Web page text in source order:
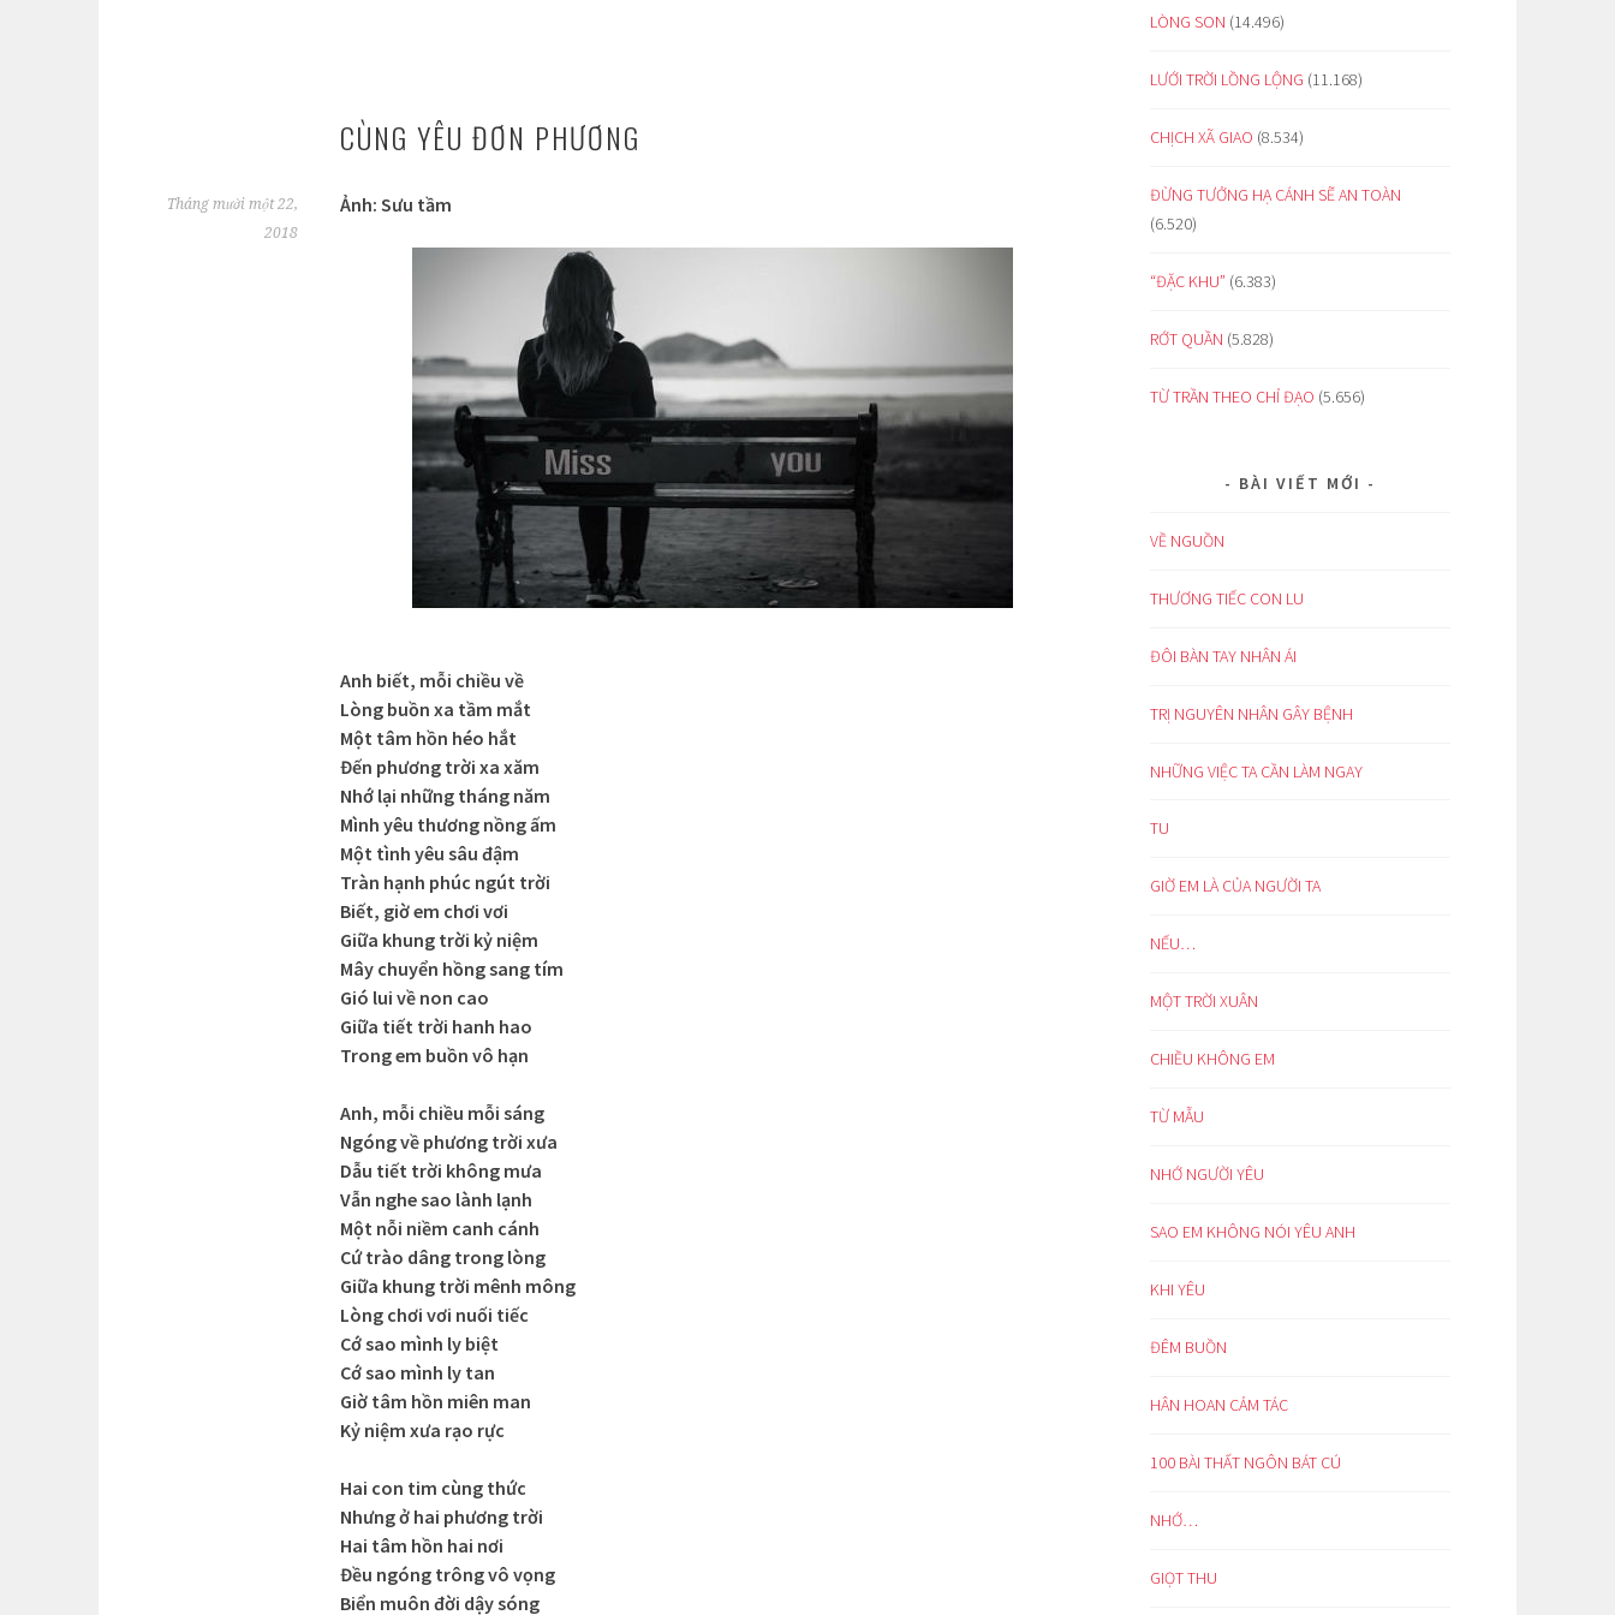
CÙNG YÊU ĐƠN PHƯƠNG
Tháng mười một 22,
2018
Ảnh: Sưu tầm
Anh biết, mỗi chiều về
Lòng buồn xa tầm mắt
Một tâm hồn héo hắt
Đến phương trời xa xăm
Nhớ lại những tháng năm
Mình yêu thương nồng ấm
Một tình yêu sâu đậm
Tràn hạnh phúc ngút trời
Biết, giờ em chơi vơi
Giữa khung trời kỷ niệm
Mây chuyển hồng sang tím
Gió lui về non cao
Giữa tiết trời hanh hao
Trong em buồn vô hạn
Anh, mỗi chiều mỗi sáng
Ngóng về phương trời xưa
Dẫu tiết trời không mưa
Vẫn nghe sao lành lạnh
Một nỗi niềm canh cánh
Cứ trào dâng trong lòng
Giữa khung trời mênh mông
Lòng chơi vơi nuối tiếc
Cớ sao mình ly biệt
Cớ sao mình ly tan
Giờ tâm hồn miên man
Kỷ niệm xưa rạo rực
Hai con tim cùng thức
Nhưng ở hai phương trời
Hai tâm hồn hai nơi
Đều ngóng trông vô vọng
Biển muôn đời dậy sóng
LÒNG SON (14.496)
LƯỚI TRỜI LỒNG LỘNG (11.168)
CHỊCH XÃ GIAO (8.534)
ĐỪNG TƯỞNG HẠ CÁNH SẼ AN TOÀN
(6.520)
“ĐẶC KHU” (6.383)
RỚT QUẦN (5.828)
TỪ TRẦN THEO CHỈ ĐẠO (5.656)
BÀI VIẾT MỚI
VỀ NGUỒN
THƯƠNG TIẾC CON LU
ĐÔI BÀN TAY NHÂN ÁI
TRỊ NGUYÊN NHÂN GÂY BỆNH
NHỮNG VIỆC TA CẦN LÀM NGAY
TU
GIỜ EM LÀ CỦA NGƯỜI TA
NẾU…
MỘT TRỜI XUÂN
CHIỀU KHÔNG EM
TỪ MẪU
NHỚ NGƯỜI YÊU
SAO EM KHÔNG NÓI YÊU ANH
KHI YÊU
ĐÊM BUỒN
HÂN HOAN CẢM TÁC
100 BÀI THẤT NGÔN BÁT CÚ
NHỚ…
GIỌT THU